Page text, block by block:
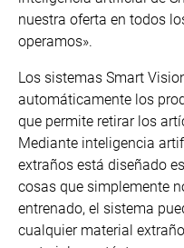
nuestra oferta en todos
operamos».
Los sistemas Smart
automáticamente los
que permite retirar los
Mediante inteligencia
extraños está diseñado
cosas que simplemente
entrenado, el sistema
cualquier material